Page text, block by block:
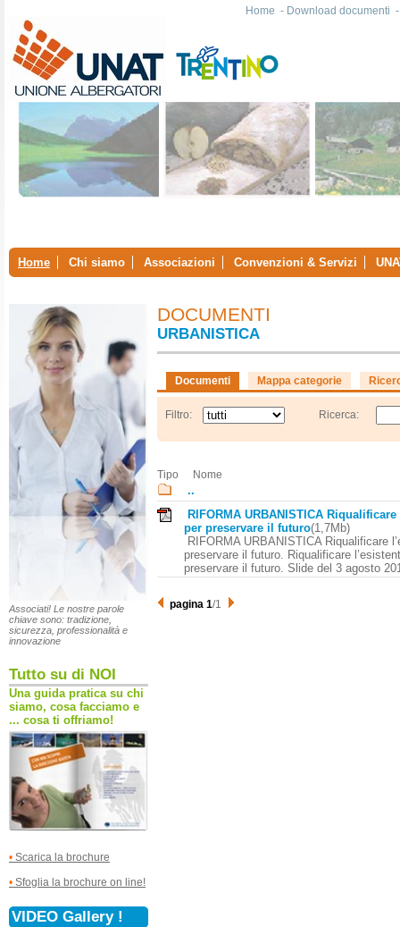
Home - Download documenti
Home Chi siamo Associazioni Convenzioni & Servizi
Associati! Le nostre parole
chiave sono: tradizione,
sicurezza, professionalità e
innovazione
Tutto su di NOI
Una guida pratica su chi
siamo, cosa facciamo e
... cosa ti offriamo!
• Scarica la brochure
• Sfoglia la brochure on line!
VIDEO Gallery !
DOCUMENTI
URBANISTICA
Documenti Mappa categorie
Filtro: Ricerca:
Tipo Nome
..
RIFORMA URBANISTICA Riqualificare
per preservare il futuro(1,7Mb)
RIFORMA URBANISTICA Riqualificare
preservare il futuro. Riqualificare
preservare il futuro. Slide del 3 agosto
pagina 1/1